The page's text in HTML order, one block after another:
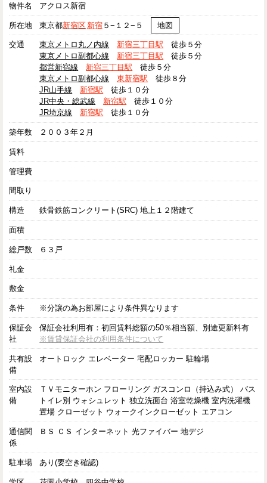
物件名 アクロス新宿
所在地 東京都新宿区 新宿 ５−１２−５ 地図
交通 東京メトロ丸ノ内線 新宿三丁目駅 徒歩５分
東京メトロ副都心線
新宿三丁目駅 徒歩５分
都営新宿線
新宿三丁目駅 徒歩５分
東京メトロ副都心線
東新宿駅 徒歩８分
JR山手線
新宿駅 徒歩１０分
JR中央・総武線
新宿駅 徒歩１０分
JR埼京線
新宿駅 徒歩１０分
築年数 ２００３年２月
賃料
管理費
間取り
構造 鉄骨鉄筋コンクリート(SRC) 地上１２階建て
面積
総戸数 ６３戸
礼金
敷金
条件 ※分譲の為お部屋により条件異なります
保証会
社
保証会社利用有：初回賃料総額の50％相当額、別途更新料有
※賃貸保証会社の利用条件について
共有設
備
オートロック エレベーター 宅配ロッカー 駐輪場
室内設
備
ＴＶモニターホン フローリング ガスコンロ（持込み式） バス
トイレ別 ウォシュレット 独立洗面台 浴室乾燥機 室内洗濯機
置場 クローゼット ウォークインクローゼット エアコン
通信関
係
ＢＳ ＣＳ インターネット 光ファイバー 地デジ
駐車場 あり(要空き確認)